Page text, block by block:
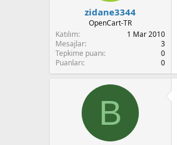
zidane3344
OpenCart-TR
Katılım
1 Mar 2010
Mesajlar
3
Tepkime puanı
0
Puanları
0
B